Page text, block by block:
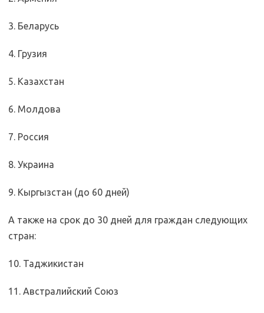
3. Беларусь
4. Грузия
5. Казахстан
6. Молдова
7. Россия
8. Украина
9. Кыргызстан (до 60 дней)
А также на срок до 30 дней для граждан следующих
стран:
10. Таджикистан
11. Австралийский Союз